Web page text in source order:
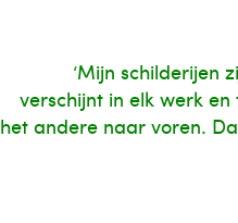
‘Mijn schilderijen
verschijnt in elk werk
het andere naar voren.